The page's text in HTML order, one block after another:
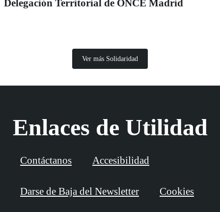
Delegación Territorial de ONCE Madrid
Ver más Solidaridad
Enlaces de Utilidad
Contáctanos Accesibilidad
Darse de Baja del Newsletter Cookies